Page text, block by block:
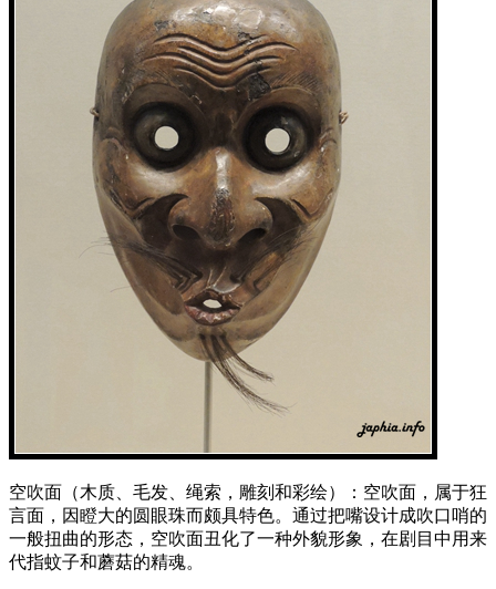
空吹面（木质、毛发、绳索，雕刻和彩绘）：空吹面，属于狂
言面，因瞪大的圆眼珠而颇具特色。通过把嘴设计成吹口哨的
一般扭曲的形态，空吹面丑化了一种外貌形象，在剧目中用来
代指蚊子和蘑菇的精魂。